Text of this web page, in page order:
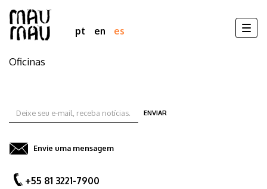
Pasar
pt en es
Oficinas
ENVIAR
Envie uma mensagem
+55 81 3221-7900